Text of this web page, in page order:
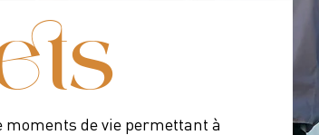
moments de vie permettant à